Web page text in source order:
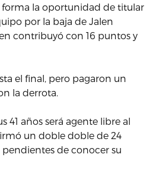
la oportunidad de titular
por la baja de Jalen
contribuyó con 16 puntos y
el final, pero pagaron un
la derrota.
41 años será agente libre al
un doble doble de 24
de conocer su